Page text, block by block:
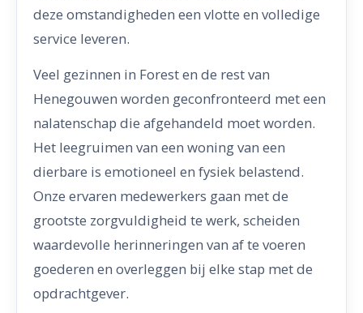
deze omstandigheden een vlotte en volledige
service leveren.
Veel gezinnen in Forest en de rest van
Henegouwen worden geconfronteerd met een
nalatenschap die afgehandeld moet worden.
Het leegruimen van een woning van een
dierbare is emotioneel en fysiek belastend.
Onze ervaren medewerkers gaan met de
grootste zorgvuldigheid te werk, scheiden
waardevolle herinneringen van af te voeren
goederen en overleggen bij elke stap met de
opdrachtgever.